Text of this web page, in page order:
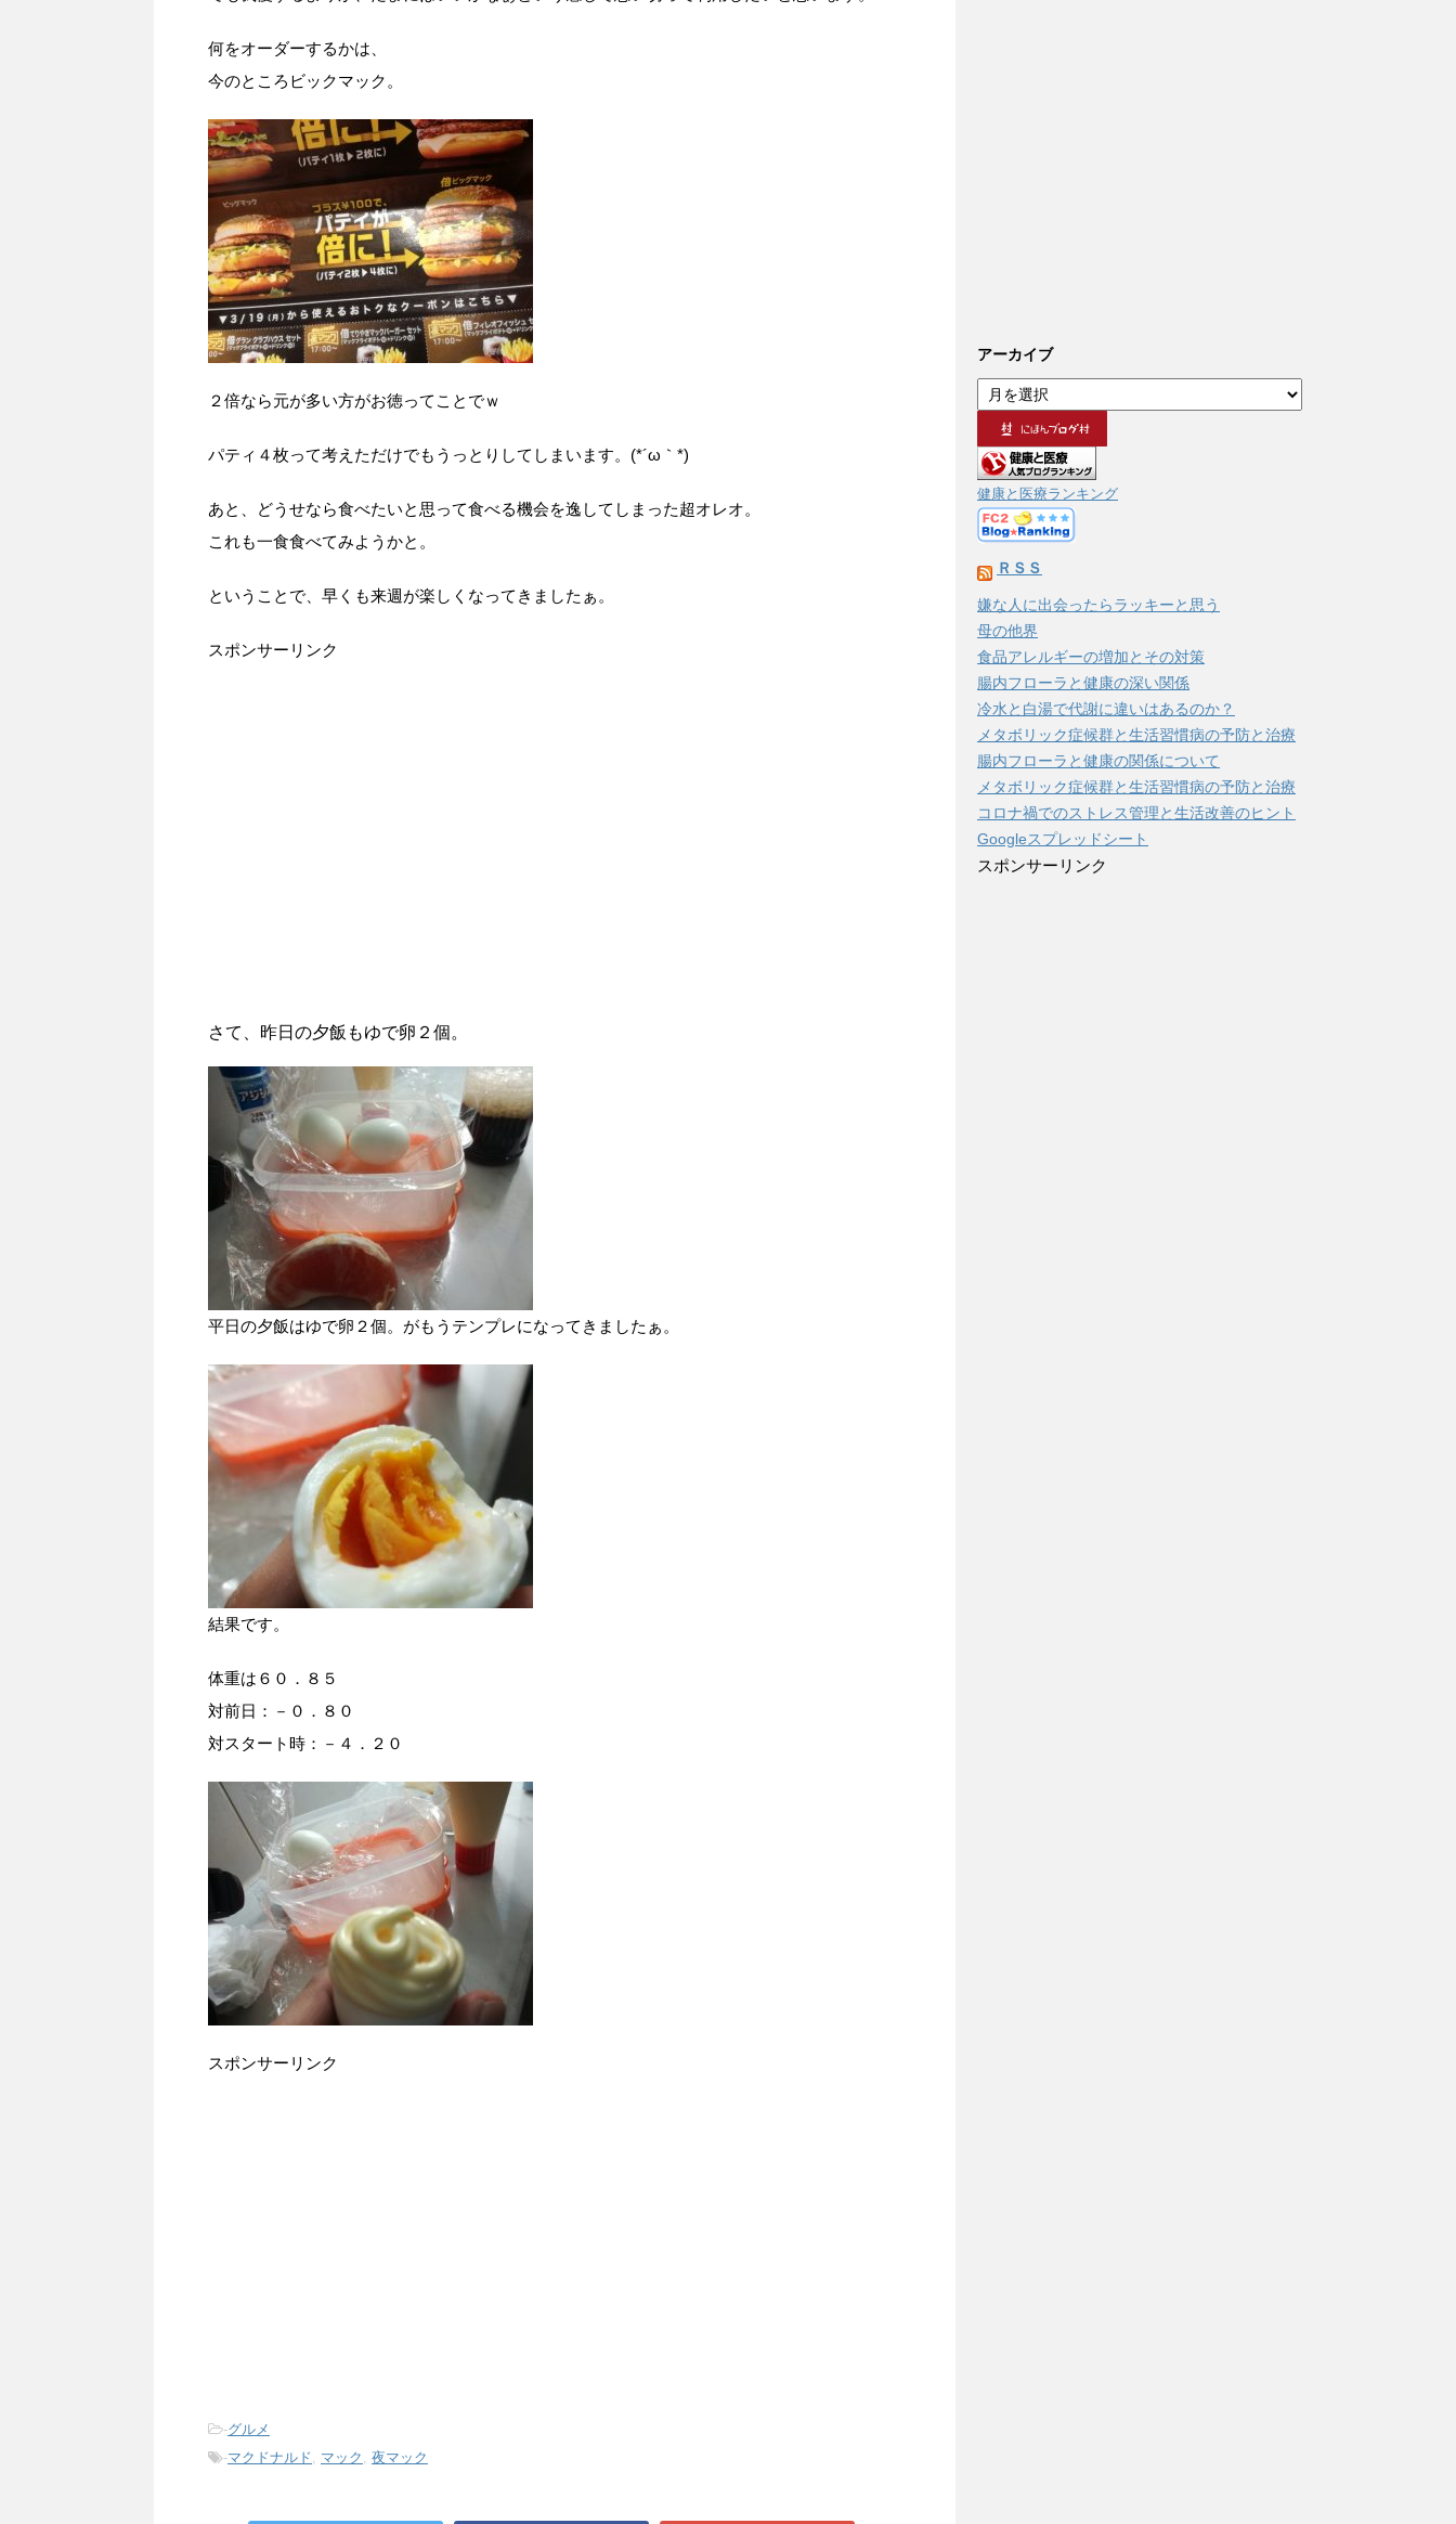
何をオーダーするかは、
今のところビックマック。
２倍なら元が多い方がお徳ってことでｗ
パティ４枚って考えただけでもうっとりしてしまいます。(*´ω｀*)
あと、どうせなら食べたいと思って食べる機会を逸してしまった超オレオ。
これも一食食べてみようかと。
ということで、早くも来週が楽しくなってきましたぁ。
スポンサーリンク
さて、昨日の夕飯もゆで卵２個。
平日の夕飯はゆで卵２個。がもうテンプレになってきましたぁ。
結果です。
体重は６０．８５
対前日：－０．８０
対スタート時：－４．２０
スポンサーリンク
-グルメ
-マクドナルド, マック , 夜マック
アーカイブ
ー
カ
イ
ブ
健康と医療ランキング
ＲＳＳ
嫌な人に出会ったらラッキーと思う
母の他界
食品アレルギーの増加とその対策
腸内フローラと健康の深い関係
冷水と白湯で代謝に違いはあるのか？
メタボリック症候群と生活習慣病の予防と治療
腸内フローラと健康の関係について
メタボリック症候群と生活習慣病の予防と治療
コロナ禍でのストレス管理と生活改善のヒント
Googleスプレッドシート
スポンサーリンク